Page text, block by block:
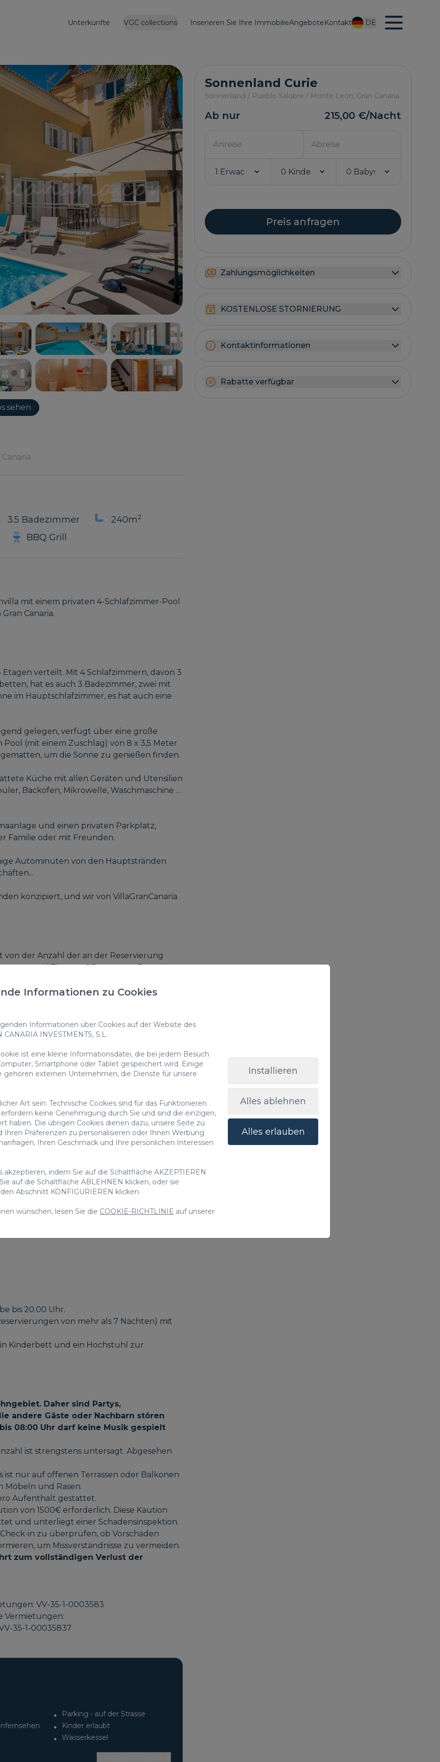
VGC collections Inserieren Sie Ihre ImmobilieAngeboteKontakt
Unterkünfte DE
sehen
Sonnenland Curie
Sonnenland / Pueblo Salobre / Monte León, Gran Canaria
Ab nur 215,00 €/Nacht
Preis anfragen
Zahlungsmöglichkeiten
KOSTENLOSE STORNIERUNG
Kontaktinformationen
Rabatte verfügbar
3.5 Badezimmer 240m2
BBQ Grill
mit einem privaten 4-Schlafzimmer-Pool
Canaria.
verteilt. Mit 4 Schlafzimmern, davon 3
hat es auch 3 Badezimmer, zwei mit
im Hauptschlafzimmer, es hat auch eine
gelegen, verfügt über eine große
(mit einem Zuschlag) von 8 x 3,5 Meter
um die Sonne zu genießen finden.
Küche mit allen Geräten und Utensilien
Backofen, Mikrowelle, Waschmaschine ...
und einen privaten Parkplatz,
Familie oder mit Freunden.
Autominuten von den Hauptstränden
konzipiert, und wir von VillaGranCanaria
der Anzahl der an der Reservierung
= zwei Zimmer, 6 Personen = 3
Belegung alle Räume nutzen wollen,
sich nach der Grundbelegung. In
mindestens 3 Schlafzimmer geöffnet.
bei einer geringeren Belegung geöffnet
7 bis 8 Personen muss die Buchung
entspricht.
bis 20.00 Uhr.
von mehr als 7 Nächten) mit
Kinderbett und ein Hochstuhl zur
Daher sind Partys,
andere Gäste oder Nachbarn stören
08:00 Uhr darf keine Musik gespielt
ist strengstens untersagt. Abgesehen
nur auf offenen Terrassen oder Balkonen
und Rasen.
Aufenthalt gestattet.
von 1500€ erforderlich. Diese Kaution
und unterliegt einer Schadensinspektion.
in zu überprüfen, ob Vorschäden
um Missverständnisse zu vermeiden.
zum vollständigen Verlust der
VV-35-1-0003583
Vermietungen:
35-1-00035837
Parking - auf der Strasse
Kinder erlaubt
Wasserkessel
Informationen zu Cookies
Informationen über Cookies auf der Website des
INVESTMENTS, S.L.
ist eine kleine Informationsdatei, die bei jedem Besuch
Smartphone oder Tablet gespeichert wird. Einige
gehören externen Unternehmen, die Dienste für unsere
Art sein: Technische Cookies sind für das Funktionieren
keine Genehmigung durch Sie und sind die einzigen,
haben. Die übrigen Cookies dienen dazu, unsere Seite zu
Ihren Präferenzen zu personalisieren oder Ihnen Werbung
Ihren Geschmack und Ihre persönlichen Interessen
akzeptieren, indem Sie auf die Schaltfläche AKZEPTIEREN
auf die Schaltfläche ABLEHNEN klicken, oder sie
Abschnitt KONFIGURIEREN klicken.
wünschen, lesen Sie die COOKIE-RICHTLINIE auf unserer
Installieren
Alles ablehnen
Alles erlauben